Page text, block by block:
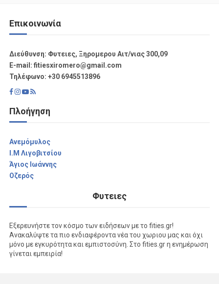
Επικοινωνία
Διεύθυνση: Φυτειες, Ξηρομερου Αιτ/νιας 300,09
Ε-mail: fitiesxiromero@gmail.com
Τηλέφωνο: +30 6945513896
Πλοήγηση
Aνεμόμυλος
I.M Λιγοβιτσίου
Άγιος Ιωάννης
Οζερός
Φυτειες
Εξερευνήστε τον κόσμο των ειδήσεων με το fities.gr!
Ανακαλύψτε τα πιο ενδιαφέροντα νέα του χωριου μας και όχι
μόνο με εγκυρότητα και εμπιστοσύνη. Στο fities.gr η ενημέρωση
γίνεται εμπειρία!